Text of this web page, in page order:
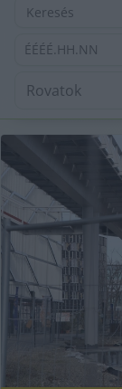
ÉÉÉÉ.HH.NN